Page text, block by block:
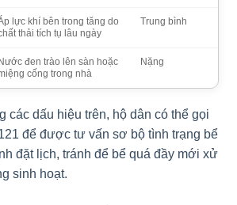
lực khí bên trong tăng do
thải tích tụ lâu ngày
Trung bình
đen trào lên sàn hoặc
cống trong nhà
Nặng
các dấu hiệu trên, hộ dân có thể gọi
để được tư vấn sơ bộ tình trạng bể
đặt lịch, tránh để bể quá đầy mới xử
sinh hoạt.